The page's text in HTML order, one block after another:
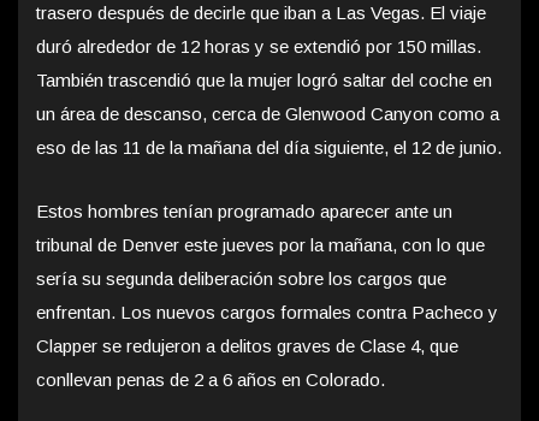
trasero después de decirle que iban a Las Vegas. El viaje
duró alrededor de 12 horas y se extendió por 150 millas.
También trascendió que la mujer logró saltar del coche en
un área de descanso, cerca de Glenwood Canyon como a
eso de las 11 de la mañana del día siguiente, el 12 de junio.
Estos hombres tenían programado aparecer ante un
tribunal de Denver este jueves por la mañana, con lo que
sería su segunda deliberación sobre los cargos que
enfrentan. Los nuevos cargos formales contra Pacheco y
Clapper se redujeron a delitos graves de Clase 4, que
conllevan penas de 2 a 6 años en Colorado.